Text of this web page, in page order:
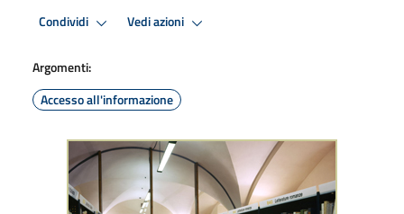
Condividi Vedi azioni
Argomenti:
Accesso all'informazione